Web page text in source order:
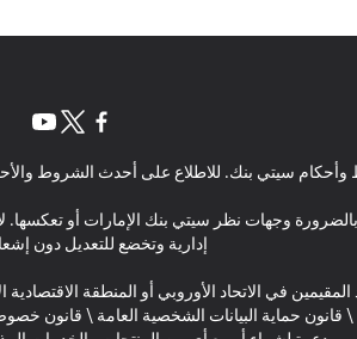
سيتي بنك. للاطلاع على أحدث الشروط
بالضرورة وجهات نظر سيتي بنك الإمارات أو
إدارية وتخضع للتعديل دون
في الاتحاد الأوروبي أو المنطقة
\ قانون حماية البيانات الشخصية العامة \